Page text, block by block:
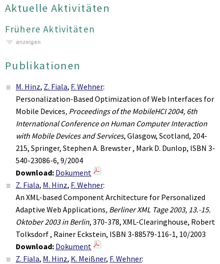
Aktuelle Aktivitäten
Frühere Aktivitäten
Publikationen
M. Hinz, Z. Fiala, F. Wehner:
Personalization-Based Optimization of Web Interfaces for
Mobile Devices, Proceedings of the MobileHCI 2004, 6th
International Conference on Human Computer Interaction
with Mobile Devices and Services, Glasgow, Scotland, 204-
215, Springer, Stephen A. Brewster , Mark D. Dunlop, ISBN 3-
540-23086-6, 9/2004
Download: Dokument
Z. Fiala, M. Hinz, F. Wehner:
An XML-based Component Architecture for Personalized
Adaptive Web Applications, Berliner XML Tage 2003, 13.-15.
Oktober 2003 in Berlin, 370-378, XML-Clearinghouse, Robert
Tolksdorf , Rainer Eckstein, ISBN 3-88579-116-1, 10/2003
Download: Dokument
Z. Fiala, M. Hinz, K. Meißner, F. Wehner: